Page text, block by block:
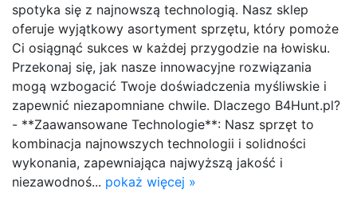
spotyka się z najnowszą technologią. Nasz sklep
oferuje wyjątkowy asortyment sprzętu, który pomoże
Ci osiągnąć sukces w każdej przygodzie na łowisku.
Przekonaj się, jak nasze innowacyjne rozwiązania
mogą wzbogacić Twoje doświadczenia myśliwskie i
zapewnić niezapomniane chwile. Dlaczego B4Hunt.pl?
- **Zaawansowane Technologie**: Nasz sprzęt to
kombinacja najnowszych technologii i solidności
wykonania, zapewniająca najwyższą jakość i
niezawodnoś... pokaż więcej »